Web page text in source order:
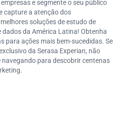
e segmente o seu público
capture a atenção dos
soluções de estudo de
dados da América Latina! Obtenha
para ações mais bem-sucedidas. Se
da Serasa Experian, não
para descobrir centenas